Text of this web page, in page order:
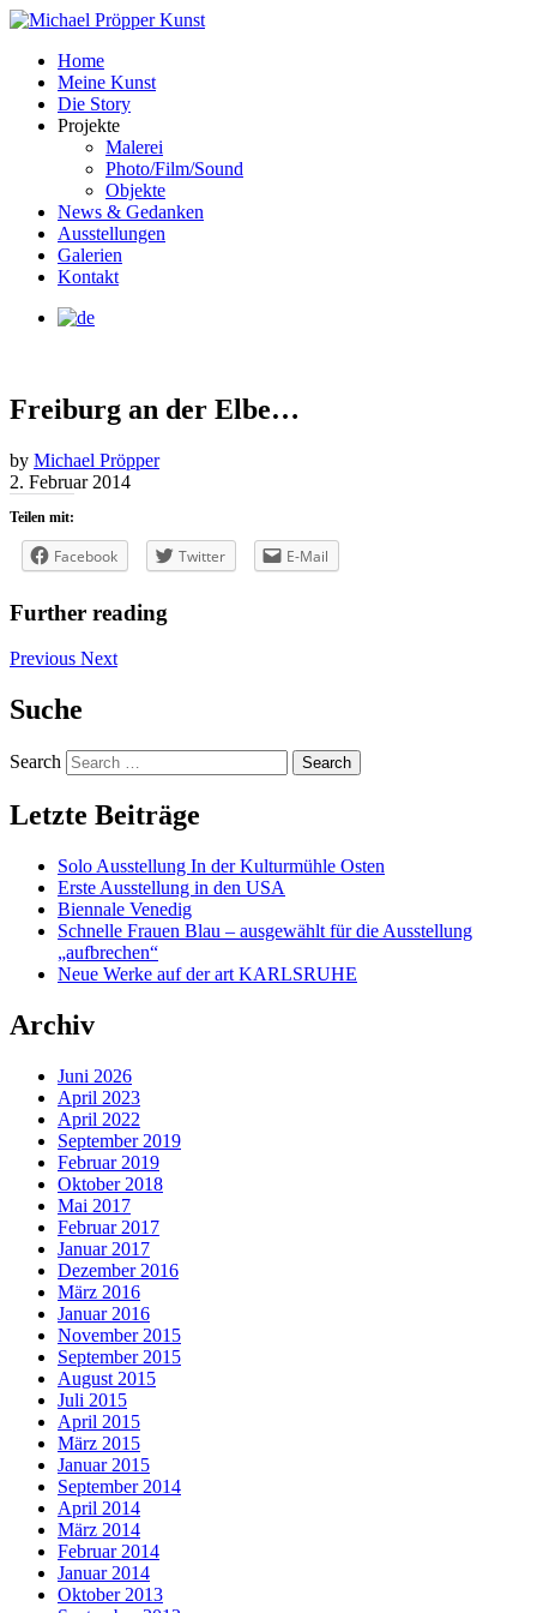
Home
Meine Kunst
Die Story
Projekte
Malerei
Photo/Film/Sound
Objekte
News & Gedanken
Ausstellungen
Galerien
Kontakt
Freiburg an der Elbe…
by Michael Pröpper
2. Februar 2014
Teilen mit:
Facebook Twitter E-Mail
Further reading
Previous Next
Suche
Search
Letzte Beiträge
Solo Ausstellung In der Kulturmühle Osten
Erste Ausstellung in den USA
Biennale Venedig
Schnelle Frauen Blau – ausgewählt für die Ausstellung
„aufbrechen“
Neue Werke auf der art KARLSRUHE
Archiv
Juni 2026
April 2023
April 2022
September 2019
Februar 2019
Oktober 2018
Mai 2017
Februar 2017
Januar 2017
Dezember 2016
März 2016
Januar 2016
November 2015
September 2015
August 2015
Juli 2015
April 2015
März 2015
Januar 2015
September 2014
April 2014
März 2014
Februar 2014
Januar 2014
Oktober 2013